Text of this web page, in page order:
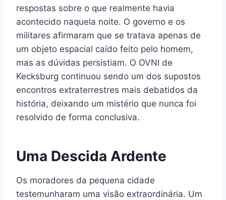
respostas sobre o que realmente havia
acontecido naquela noite. O governo e os
militares afirmaram que se tratava apenas de
um objeto espacial caído feito pelo homem,
mas as dúvidas persistiam. O OVNI de
Kecksburg continuou sendo um dos supostos
encontros extraterrestres mais debatidos da
história, deixando um mistério que nunca foi
resolvido de forma conclusiva.
Uma Descida Ardente
Os moradores da pequena cidade
testemunharam uma visão extraordinária. Um